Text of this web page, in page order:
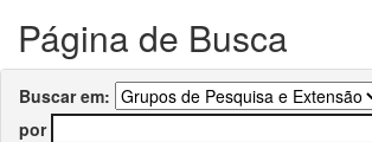
Página de Busca
Buscar em:
por